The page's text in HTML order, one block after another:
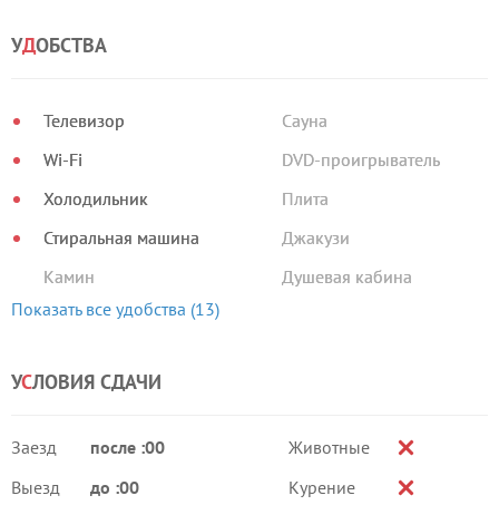
УДОБСТВА
Телевизор
Wi-Fi
Холодильник
Стиральная машина
Камин
Сауна
DVD-проигрыватель
Плита
Джакузи
Душевая кабина
Показать все удобства (13)
УСЛОВИЯ СДАЧИ
Заезд
после :00
Выезд
до :00
Животные
Курение